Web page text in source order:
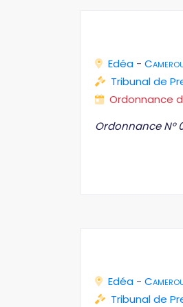
Edéa -
Tribunal de
Ordonnance
Ordonnance N°
Edéa -
Tribunal de